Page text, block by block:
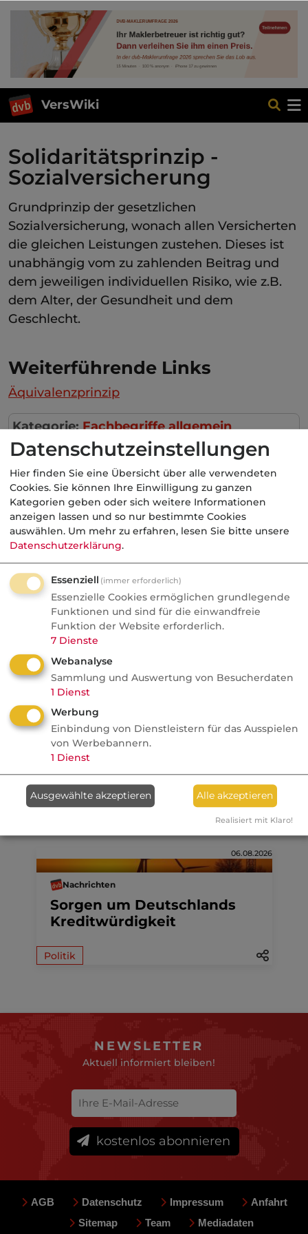
VersWiki
Solidaritätsprinzip -
Sozialversicherung
Grundprinzip der gesetzlichen
Sozialversicherung, wonach allen Versicherten
die gleichen Leistungen zustehen. Dieses ist
unabhängig vom zu zahlenden Beitrag und
dem jeweiligen individuellen Risiko, wie z.B.
dem Alter, der Gesundheit und dem
Geschlecht.
Weiterführende Links
Äquivalenzprinzip
Kategorie: Fachbegriffe allgemein
Krankenversicherung, gesetzlich
AktuelleNachrichten
Nachrichten
Check24 gibt eigene
Baufinanzierungsvermittlun
g auf
Makler
Anzeige
Allianz
1,7 Mio. junge Erwachsene
wollen gut beraten werden.
06.08.2026
Nachrichten
Sorgen um Deutschlands
Kreditwürdigkeit
Politik
NEWSLETTER
Aktuell informiert bleiben!
kostenlos abonnieren
AGB Datenschutz Impressum
Anfahrt
Sitemap
Team Mediadaten
Datenschutzeinstellungen
Hier finden Sie eine Übersicht über alle verwendeten
Cookies. Sie können Ihre Einwilligung zu ganzen
Kategorien geben oder sich weitere Informationen
anzeigen lassen und so nur bestimmte Cookies
auswählen. Um mehr zu erfahren, lesen Sie bitte unsere
Datenschutzerklärung.
Essenziell (immer erforderlich)
Essenzielle Cookies ermöglichen grundlegende
Funktionen und sind für die einwandfreie
Funktion der Website erforderlich.
7 Dienste
Webanalyse
Sammlung und Auswertung von Besucherdaten
1 Dienst
Werbung
Einbindung von Dienstleistern für das Ausspielen
von Werbebannern.
1 Dienst
Ausgewählte akzeptieren Alle akzeptieren
Realisiert mit Klaro!